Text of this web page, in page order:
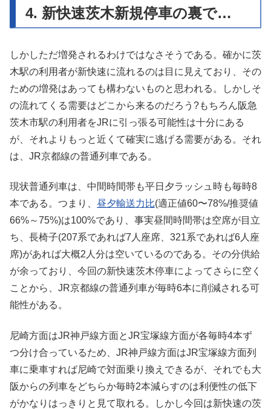
4. 新快速茨木新規停車の裏で…
しかしただ増発されるわけではなさそうである。確かに茨
木駅の利用者が新快速に流れるのは目に見えており、その
ための増発はあっても構わないものと思われる。しかしそ
の流れてくる需要はどこから来るのだろう?もちろん阪急
茨木市駅の利用者をJRに引っ張る可能性は十分にある
が、それよりもっと近くて確実に逃げる需要がある。それ
は、JR京都線の普通列車である。
現状普通列車は、中間時間帯も平日夕ラッシュ時も毎時8
本である。つまり、 昼夕輸送力比(適正値60〜78%/推奨値
66%～75%)は100%であり、事実昼間時間帯は空席が目立
ち、長椅子(207系であれば7人座席、321系であれば6人座
席)があれば大概2人分は空いているのである。その分供給
が余っており、今回の新快速茨木停車によってさらに空く
ことから、JR京都線の普通列車が毎時6本に削減される可
能性がある。
尼崎方面はJR神戸線方面とJR宝塚線方面が各毎時4本ず
つ分け合っているため、JR神戸線方面はJR宝塚線方面列
車に乗車すれば尼崎で対面乗り換えできるが、それでも大
阪からの列車をどちらか毎時2本減らすのは利便性の低下
がかなりはっきりと見て取れる。しかし今回は新快速の茨